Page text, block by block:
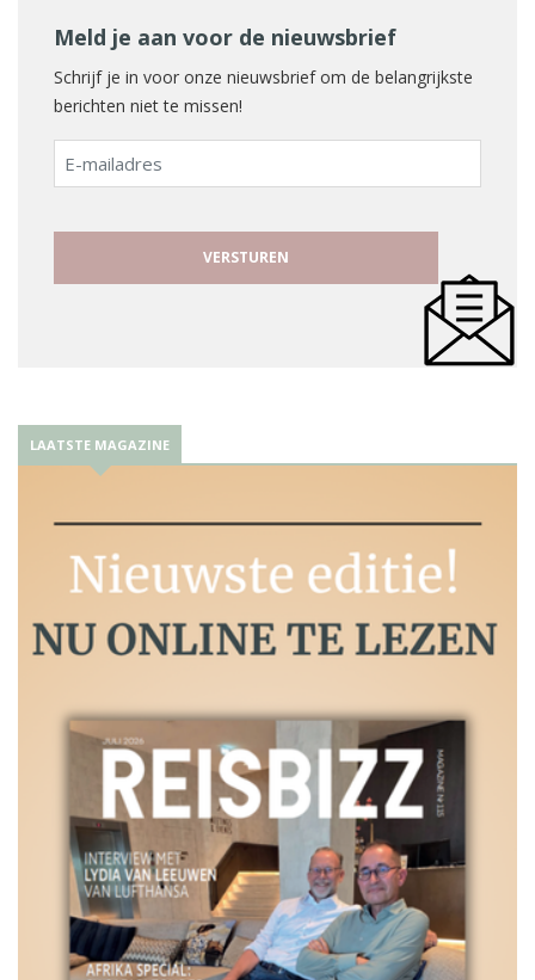
Meld je aan voor de nieuwsbrief
Schrijf je in voor onze nieuwsbrief om de belangrijkste
berichten niet te missen!
E-
mailadres
LAATSTE MAGAZINE